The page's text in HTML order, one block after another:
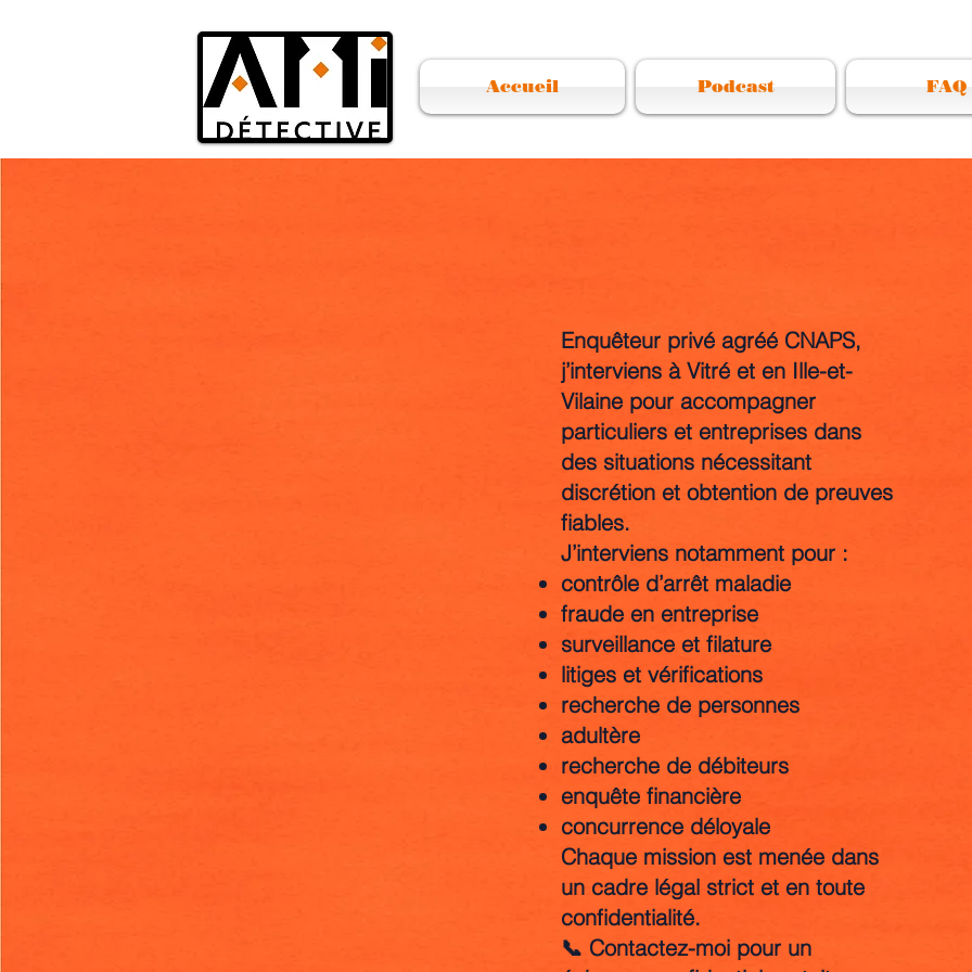
Accueil Podcast FAQ
Enquêteur privé agréé CNAPS,
j’interviens à Vitré et en Ille-et-
Vilaine pour accompagner
particuliers et entreprises dans
des situations nécessitant
discrétion et obtention de preuves
fiables.
J’interviens notamment pour :
contrôle d’arrêt maladie
fraude en entreprise
surveillance et filature
litiges et vérifications
recherche de personnes
adultère
recherche de débiteurs
enquête financière
concurrence déloyale
Chaque mission est menée dans
un cadre légal strict et en toute
confidentialité.
📞 Contactez-moi pour un